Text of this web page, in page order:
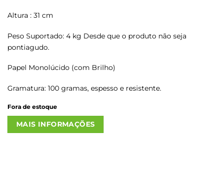
Altura : 31 cm
Peso Suportado: 4 kg Desde que o produto não seja
pontiagudo.
Papel Monolúcido (com Brilho)
Gramatura: 100 gramas, espesso e resistente.
Fora de estoque
MAIS INFORMAÇÕES